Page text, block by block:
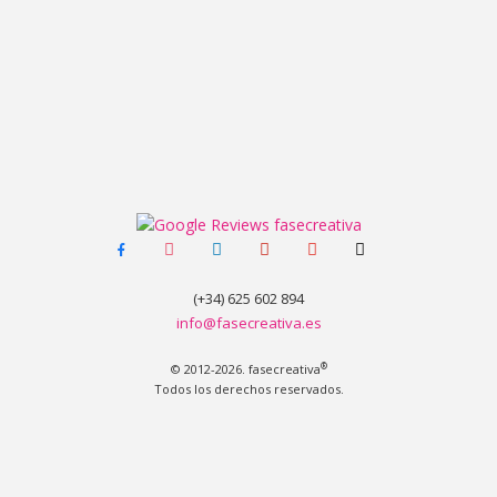
facebook-instagramlinkedin pinterestyoutube tiktok
(+34) 625 602 894
info@fasecreativa.es
© 2012-2026. fasecreativa®
Todos los derechos reservados.